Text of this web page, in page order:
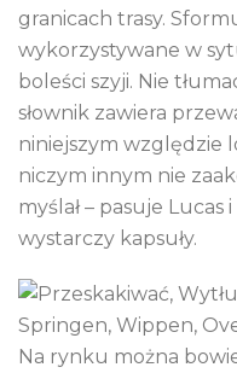
granicach trasy.
wykorzystywane w
boleści szyji. Nie
słownik zawiera
niniejszym względzie
niczym innym nie
myślał – pasuje
wystarczy kapsuły.
Na rynku można